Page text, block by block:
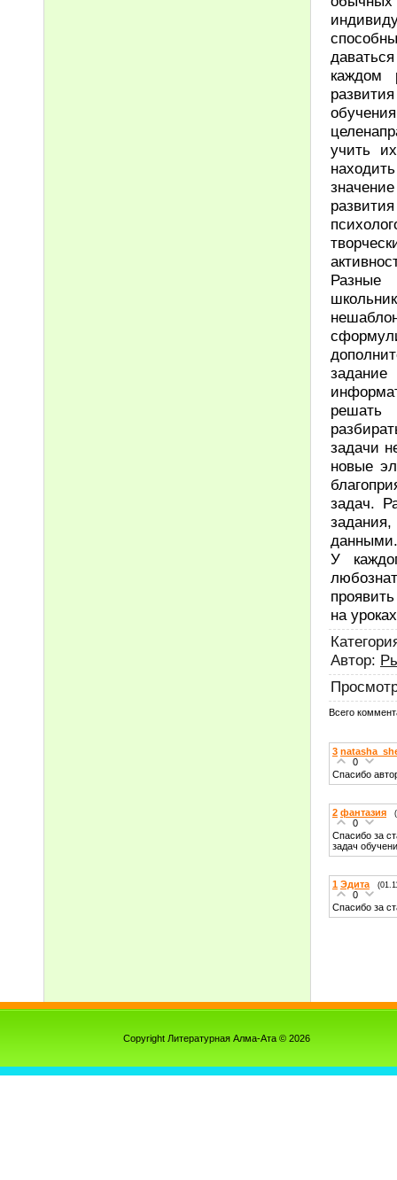
каждом
учить
Разные
решать
задачи
новые
задач.
данными.
У
на
Автор:
Всего
3
0
Спасибо
2 фантазия
0
Спасибо за
задач
1 Эдита
0
Спасибо за
Copyright Литературная Алма-Ата © 2026